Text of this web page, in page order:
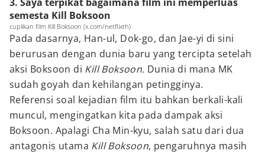
semesta Kill Boksoon
cuplikan film Kill Boksoon (x.com/netflixth)
Pada dasarnya, Han-ul, Dok-go, dan Jae-yi di sini
berurusan dengan dunia baru yang tercipta setelah
aksi Boksoon di Kill Boksoon. Dunia di mana MK
sudah goyah dan kehilangan petingginya.
Referensi soal kejadian film itu bahkan berkali-kali
muncul, mengingatkan kita pada dampak aksi
Boksoon. Apalagi Cha Min-kyu, salah satu dari dua
antagonis utama Kill Boksoon, pengaruhnya masih